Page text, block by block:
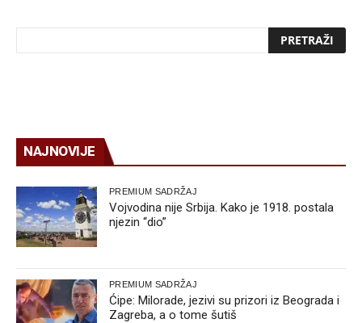
NAJNOVIJE
PREMIUM SADRŽAJ
Vojvodina nije Srbija. Kako je 1918. postala
njezin “dio”
PREMIUM SADRŽAJ
Ćipe: Milorade, jezivi su prizori iz Beograda i
Zagreba, a o tome šutiš